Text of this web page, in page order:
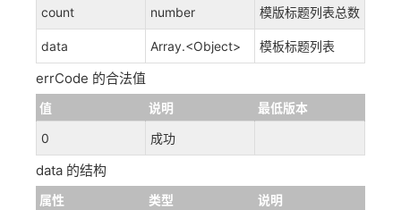
count number 模版标题列表总数
data Array.<Object> 模板标题列表
errCode 的合法值
值 说明
最低版本
0
成功
data 的结构
属性 类型
说明